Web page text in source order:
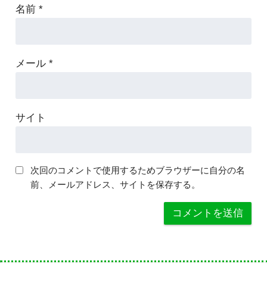
名前 *
メール *
サイト
次回のコメントで使用するためブラウザーに自分の名
前、メールアドレス、サイトを保存する。